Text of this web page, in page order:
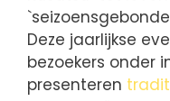
Deze jaarlijkse
bezoekers onder
presenteren